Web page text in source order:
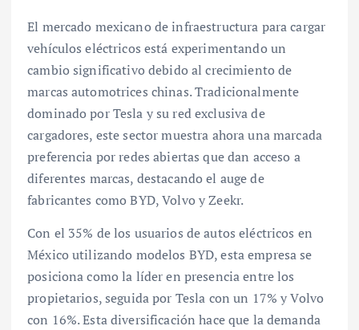
El mercado mexicano de infraestructura para cargar
vehículos eléctricos está experimentando un
cambio significativo debido al crecimiento de
marcas automotrices chinas. Tradicionalmente
dominado por Tesla y su red exclusiva de
cargadores, este sector muestra ahora una marcada
preferencia por redes abiertas que dan acceso a
diferentes marcas, destacando el auge de
fabricantes como BYD, Volvo y Zeekr.
Con el 35% de los usuarios de autos eléctricos en
México utilizando modelos BYD, esta empresa se
posiciona como la líder en presencia entre los
propietarios, seguida por Tesla con un 17% y Volvo
con 16%. Esta diversificación hace que la demanda